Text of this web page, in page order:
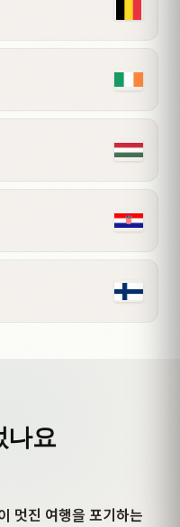
나요
멋진 여행을 포기하는